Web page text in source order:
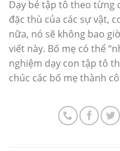
Dạy bé tập tô theo từng
đặc thù của các sự vật,
nữa, nó sẽ không bao
viết này. Bố mẹ có thể
nghiệm dạy con tập tô
chúc các bố mẹ thành